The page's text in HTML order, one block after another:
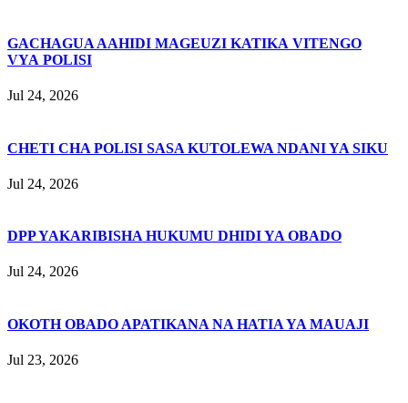
GACHAGUA AAHIDI MAGEUZI KATIKA VITENGO
VYA POLISI
Jul 24, 2026
CHETI CHA POLISI SASA KUTOLEWA NDANI YA SIKU
Jul 24, 2026
DPP YAKARIBISHA HUKUMU DHIDI YA OBADO
Jul 24, 2026
OKOTH OBADO APATIKANA NA HATIA YA MAUAJI
Jul 23, 2026